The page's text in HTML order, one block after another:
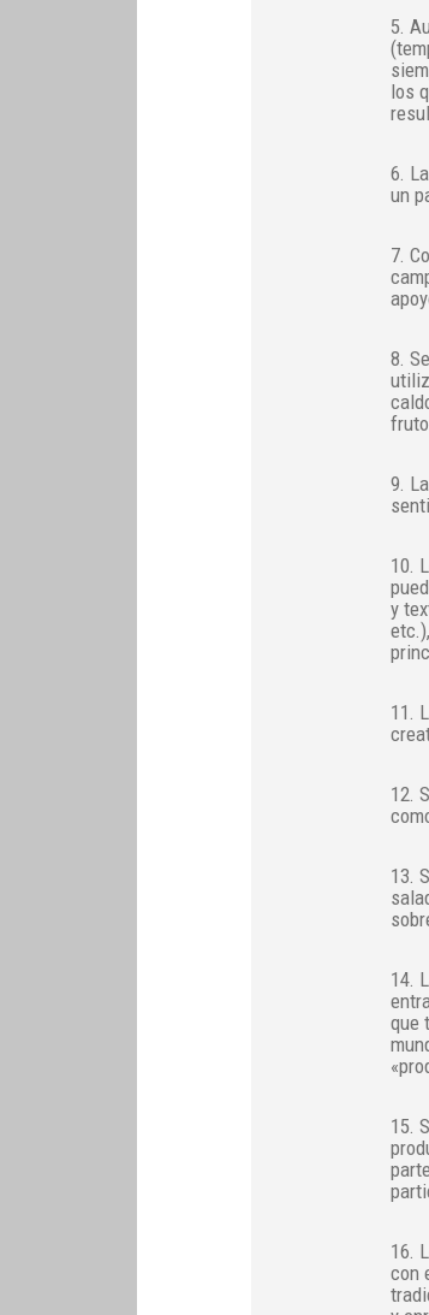
5.
los
6.
un
7.
8.
9.
10.
y
11.
12.
13.
14.
que
15.
16.
con